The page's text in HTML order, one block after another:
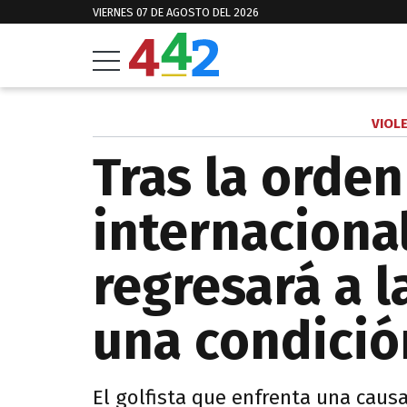
VIERNES 07 DE AGOSTO DEL 2026
Tras la
regresará a
una
El golfista que enfrenta una